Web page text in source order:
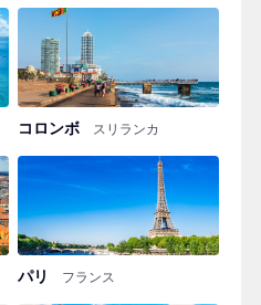
コロンボ スリランカ
パリ フランス